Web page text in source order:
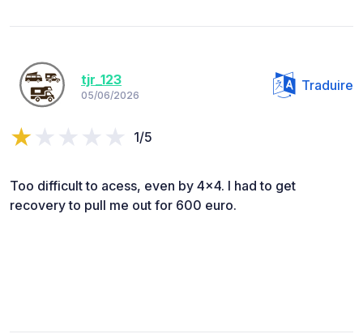
tjr_123
05/06/2026
Traduire
1/5
Too difficult to acess, even by 4x4. I had to get
recovery to pull me out for 600 euro.